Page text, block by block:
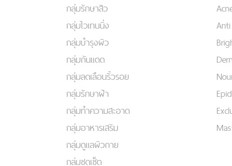
กลุ่มรักษาสิว
กลุ่มไวเทนนิ่ง
กลุ่มบำรุงผิว
กลุ่มกันแดด
กลุ่มลดเลือนริ้วรอย
กลุ่มรักษาฝ้า
กลุ่มทำความสะอาด
กลุ่มอาหารเสริม
กลุ่มดูแลผิวกาย
กลุ่มชุดเซ็ต